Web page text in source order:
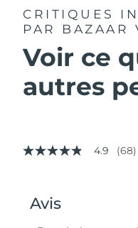
CRITIQUES
PAR BAZAAR
Voir ce
autres
4.9
valeur
de
4.9 (68)